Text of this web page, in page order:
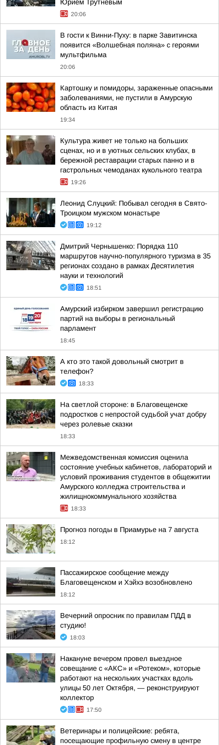
Юрием Трутневым
20:06
В гости к Винни-Пуху: в парке Завитинска
появится «Волшебная поляна» с героями
мультфильма
20:06
Картошку и помидоры, зараженные опасными
заболеваниями, не пустили в Амурскую
область из Китая
19:34
Культура живет не только на больших
сценах, но и в уютных сельских клубах, в
бережной реставрации старых панно и в
гастрольных чемоданах кукольного театра
19:26
Леонид Слуцкий: Побывал сегодня в Свято-
Троицком мужском монастыре
19:12
Дмитрий Чернышенко: Порядка 110
маршрутов научно-популярного туризма в 35
регионах создано в рамках Десятилетия
науки и технологий
18:51
Амурский избирком завершил регистрацию
партий на выборы в региональный
парламент
18:45
А кто это такой довольный смотрит в
телефон?
18:33
На светлой стороне: в Благовещенске
подростков с непростой судьбой учат добру
через ролевые сказки
18:33
Межведомственная комиссия оценила
состояние учебных кабинетов, лабораторий и
условий проживания студентов в общежитии
Амурского колледжа строительства и
жилищнокоммунального хозяйства
18:33
Прогноз погоды в Приамурье на 7 августа
18:12
Пассажирское сообщение между
Благовещенском и Хэйхэ возобновлено
18:12
Вечерний опросник по правилам ПДД в
студию!
18:03
Накануне вечером провел выездное
совещание с «АКС» и «Ротеком», которые
работают на нескольких участках вдоль
улицы 50 лет Октября, — реконструируют
коллектор
17:50
Ветеринары и полицейские: ребята,
посещающие профильную смену в центре